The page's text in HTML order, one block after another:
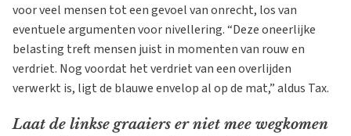
voor veel mensen tot een gevoel van onrecht, los van
eventuele argumenten voor nivellering. “Deze oneerlijke
belasting treft mensen juist in momenten van rouw en
verdriet. Nog voordat het verdriet van een overlijden
verwerkt is, ligt de blauwe envelop al op de mat,” aldus Tax.
Laat de linkse graaiers er niet mee wegkomen